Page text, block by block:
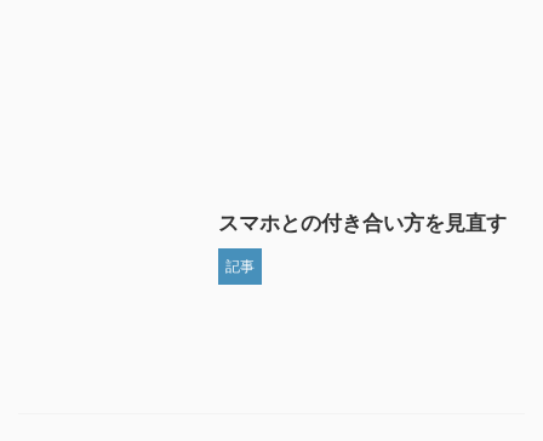
スマホとの付き合い方を見直す
記事